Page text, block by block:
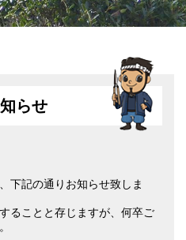
らせ
下記の通りお知らせ致しま
ることと存じますが、何卒ご